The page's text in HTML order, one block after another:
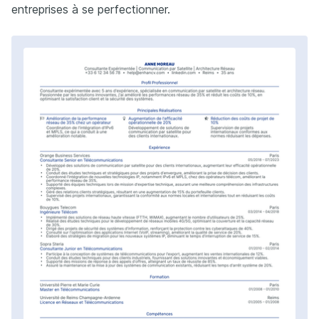
entreprises à se perfectionner.